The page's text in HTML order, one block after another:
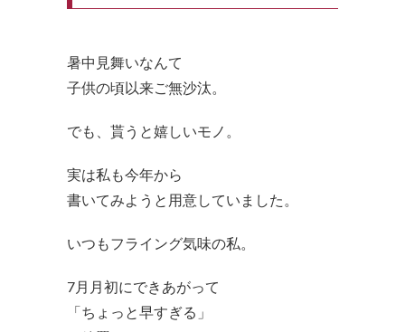
暑中見舞いなんて
子供の頃以来ご無沙汰。
でも、貰うと嬉しいモノ。
実は私も今年から
書いてみようと用意していました。
いつもフライング気味の私。
7月月初にできあがって
「ちょっと早すぎる」